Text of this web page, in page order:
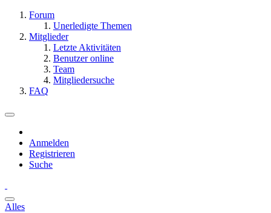
Forum
Unerledigte Themen
Mitglieder
Letzte Aktivitäten
Benutzer online
Team
Mitgliedersuche
FAQ
Anmelden
Registrieren
Suche
Alles